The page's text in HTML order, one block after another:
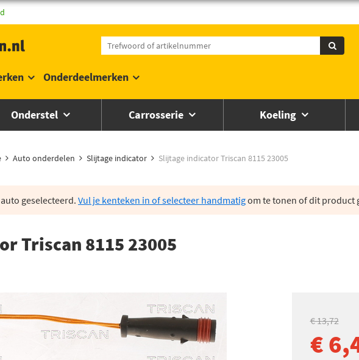
Onderdeelmerken
Onderstel Carrosserie Koeling
Auto onderdelen Slijtage indicator Slijtage indicator Triscan 8115 23005
geselecteerd. Vul je kenteken in of selecteer handmatigom te tonen of dit product
Triscan 8115 23005
€ 13,72
€